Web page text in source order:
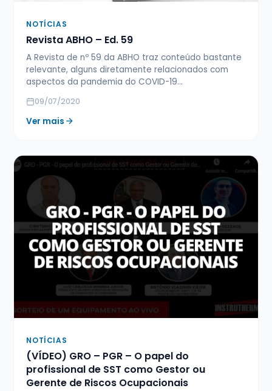
NOTÍCIAS
Revista ABHO – Ed. 59
A Revista de nº 59 da ABHO traz conteúdo bastante
relevante, alguns diretamente relacionados com
aspectos da pandemia do COVID-19…
09/07/2020
Ver mais
NOTÍCIAS
(VÍDEO) GRO – PGR – O papel do
profissional de SST como Gestor ou
Gerente de Riscos Ocupacionais